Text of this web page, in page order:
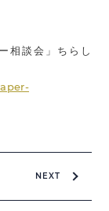
相談会」ちらし
NEXT